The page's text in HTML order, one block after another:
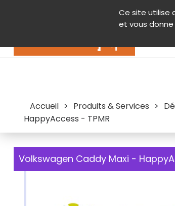
Ce site utilise
et vous
Contenu Aide et
Accueil > Produits & Services >
HappyAccess - TPMR
Volkswagen Caddy Maxi -